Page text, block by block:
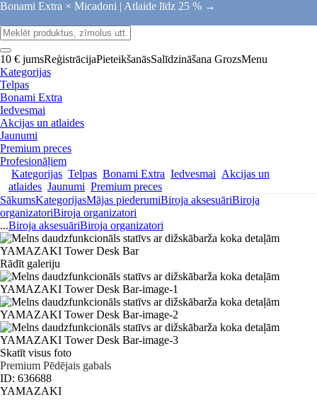
Bonami Extra × Micadoni | Atlaide līdz 25 % →
10 € jumsReģistrācijaPieteikšanāsSalīdzināšana GrozsMenu
Kategorijas
Telpas
Bonami Extra
Iedvesmai
Akcijas un atlaides
Jaunumi
Premium preces
Profesionāļiem
Kategorijas Telpas Bonami Extra Iedvesmai Akcijas un
atlaides Jaunumi Premium preces
SākumsKategorijasMājas piederumiBiroja aksesuāriBiroja
organizatoriBiroja organizatori
...Biroja aksesuāriBiroja organizatori
Rādīt galeriju
Skatīt visus foto
Premium Pēdējais gabals
ID: 636688
YAMAZAKI